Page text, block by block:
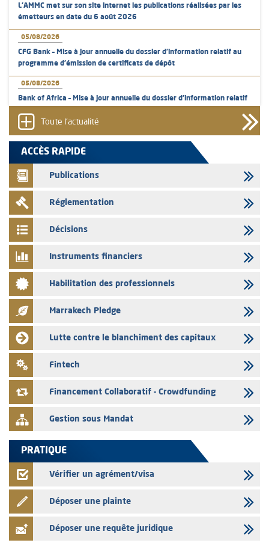
L’AMMC met sur son site internet les publications réalisées par les
émetteurs en date du 6 août 2026
05/08/2026
CFG Bank – Mise à jour annuelle du dossier d’information relatif au
programme d'émission de certificats de dépôt
05/08/2026
Bank of Africa – Mise à jour annuelle du dossier d’information relatif
05/08/2026
L’AMMC met sur son site internet les publications réalisées par les
émetteurs en date du 5 août 2026
04/08/2026
L’AMMC met sur son site internet les publications réalisées par les
émetteurs en date du 4 août 2026
Saham Bank – Mise à jour annuelle du dossier d’information relatif au
03/08/2026
L’AMMC met sur son site internet les publications réalisées par les
émetteurs en date du 3 août 2026
03/08/2026
Liste des agréments et visas d'OPCVM accordés par l'AMMC pour le
mois de juillet 2026
03/08/2026
L' AMMC publie les indicateurs mensuels du marché des capitaux pour
le mois de Juin 2026
Toute l'actualité
ACCÈS RAPIDE
Publications
Réglementation
Décisions
Instruments financiers
Habilitation des professionnels
Marrakech Pledge
Lutte contre le blanchiment des capitaux
Fintech
Financement Collaboratif - Crowdfunding
Gestion sous Mandat
PRATIQUE
Vérifier un agrément/visa
Déposer une plainte
Déposer une requête juridique